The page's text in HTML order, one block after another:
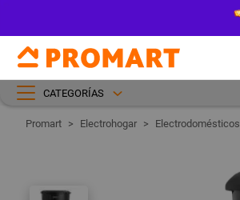
CATEGORÍAS
Electrohogar Electrodomésticos